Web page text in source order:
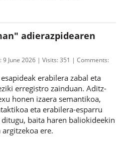
adierazpidearen
9 June 2026 Visits: 351
Comments:
erabilera zabal eta
erregistro zainduan. Aditz-
honen izaera semantikoa,
eta erabilera-esparru
baita haren baliokideekin
ere.